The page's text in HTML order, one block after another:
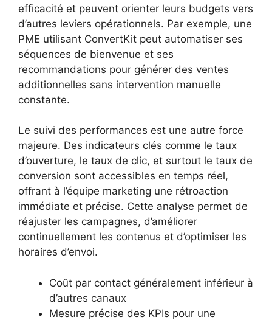
efficacité et peuvent orienter leurs budgets vers
d’autres leviers opérationnels. Par exemple, une
PME utilisant ConvertKit peut automatiser ses
séquences de bienvenue et ses
recommandations pour générer des ventes
additionnelles sans intervention manuelle
constante.
Le suivi des performances est une autre force
majeure. Des indicateurs clés comme le taux
d’ouverture, le taux de clic, et surtout le taux de
conversion sont accessibles en temps réel,
offrant à l’équipe marketing une rétroaction
immédiate et précise. Cette analyse permet de
réajuster les campagnes, d’améliorer
continuellement les contenus et d’optimiser les
horaires d’envoi.
Coût par contact généralement inférieur à
d’autres canaux
Mesure précise des KPIs pour une